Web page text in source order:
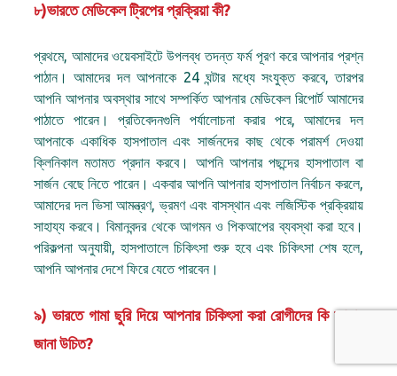
৮)ভারতে মেডিকেল ট্রিপের প্রক্রিয়া কী?
প্রথমে, আমাদের ওয়েবসাইটে উপলব্ধ তদন্ত ফর্ম পূরণ করে আপনার প্রশ্ন
পাঠান। আমাদের দল আপনাকে 24 ঘন্টার মধ্যে সংযুক্ত করবে, তারপর
আপনি আপনার অবস্থার সাথে সম্পর্কিত আপনার মেডিকেল রিপোর্ট আমাদের
পাঠাতে পারেন। প্রতিবেদনগুলি পর্যালোচনা করার পরে, আমাদের দল
আপনাকে একাধিক হাসপাতাল এবং সার্জনদের কাছ থেকে পরামর্শ দেওয়া
ক্লিনিকাল মতামত প্রদান করবে। আপনি আপনার পছন্দের হাসপাতাল বা
সার্জন বেছে নিতে পারেন। একবার আপনি আপনার হাসপাতাল নির্বাচন করলে,
আমাদের দল ভিসা আমন্ত্রণ, ভ্রমণ এবং বাসস্থান এবং লজিস্টিক প্রক্রিয়ায়
সাহায্য করবে। বিমানবন্দর থেকে আগমন ও পিকআপের ব্যবস্থা করা হবে।
পরিকল্পনা অনুযায়ী, হাসপাতালে চিকিৎসা শুরু হবে এবং চিকিৎসা শেষ হলে,
আপনি আপনার দেশে ফিরে যেতে পারবেন।
৯) ভারতে গামা ছুরি দিয়ে আপনার চিকিৎসা করা রোগীদের কি আমার
জানা উচিত?